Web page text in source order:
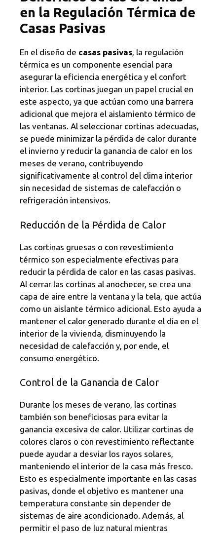
en la Regulación Térmica de
Casas Pasivas
En el diseño de casas pasivas, la regulación
térmica es un componente esencial para
asegurar la eficiencia energética y el confort
interior. Las cortinas juegan un papel crucial en
este aspecto, ya que actúan como una barrera
adicional que mejora el aislamiento térmico de
las ventanas. Al seleccionar cortinas adecuadas,
se puede minimizar la pérdida de calor durante
el invierno y reducir la ganancia de calor en los
meses de verano, contribuyendo
significativamente al control del clima interior
sin necesidad de sistemas de calefacción o
refrigeración intensivos.
Reducción de la Pérdida de Calor
Las cortinas gruesas o con revestimiento
térmico son especialmente efectivas para
reducir la pérdida de calor en las casas pasivas.
Al cerrar las cortinas al anochecer, se crea una
capa de aire entre la ventana y la tela, que actúa
como un aislante térmico adicional. Esto ayuda a
mantener el calor generado durante el día en el
interior de la vivienda, disminuyendo la
necesidad de calefacción y, por ende, el
consumo energético.
Control de la Ganancia de Calor
Durante los meses de verano, las cortinas
también son beneficiosas para evitar la
ganancia excesiva de calor. Utilizar cortinas de
colores claros o con revestimiento reflectante
puede ayudar a desviar los rayos solares,
manteniendo el interior de la casa más fresco.
Esto es especialmente importante en las casas
pasivas, donde el objetivo es mantener una
temperatura constante sin depender de
sistemas de aire acondicionado. Además, al
permitir el paso de luz natural mientras